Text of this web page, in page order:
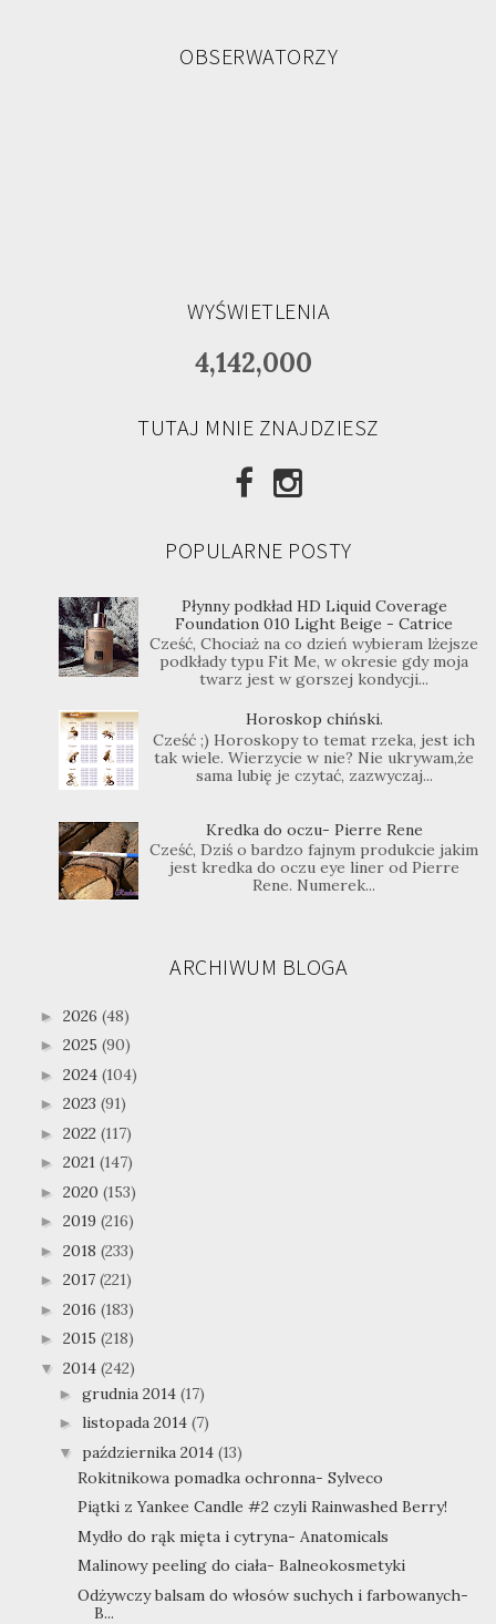
OBSERWATORZY
WYŚWIETLENIA
4,142,000
TUTAJ MNIE ZNAJDZIESZ
POPULARNE POSTY
Płynny podkład HD Liquid Coverage
Foundation 010 Light Beige - Catrice
Cześć, Chociaż na co dzień wybieram lżejsze
podkłady typu Fit Me, w okresie gdy moja
twarz jest w gorszej kondycji...
Horoskop chiński.
Cześć ;) Horoskopy to temat rzeka, jest ich
tak wiele. Wierzycie w nie? Nie ukrywam,że
sama lubię je czytać, zazwyczaj...
Kredka do oczu- Pierre Rene
Cześć, Dziś o bardzo fajnym produkcie jakim
jest kredka do oczu eye liner od Pierre
Rene. Numerek...
ARCHIWUM BLOGA
► 2026 (48)
► 2025 (90)
► 2024 (104)
► 2023 (91)
► 2022 (117)
► 2021 (147)
► 2020 (153)
► 2019 (216)
► 2018 (233)
► 2017 (221)
► 2016 (183)
► 2015 (218)
▼ 2014 (242)
► grudnia 2014 (17)
► listopada 2014 (7)
▼ października 2014 (13)
Rokitnikowa pomadka ochronna- Sylveco
Piątki z Yankee Candle #2 czyli Rainwashed Berry!
Mydło do rąk mięta i cytryna- Anatomicals
Malinowy peeling do ciała- Balneokosmetyki
Odżywczy balsam do włosów suchych i farbowanych-
B...